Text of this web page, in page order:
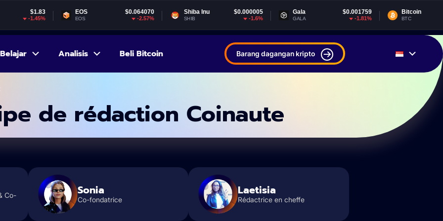
-1.45%
EOS $0.064070
EOS -2.57%
Shiba Inu $0.000005
SHIB -1.6%
Gala $0.001759
GALA -1.81%
Bitcoin
BTC
Belajar Analisis Beli Bitcoin Barang dagangan kripto
de rédaction Coinaute
Co-
Sonia
Co-fondatrice
Laetisia
Rédactrice en cheffe